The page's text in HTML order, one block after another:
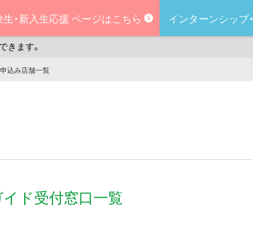
・新入生応援 ページはこちら インターンシップ・
きます。
込み店舗一覧
ド受付窓口一覧